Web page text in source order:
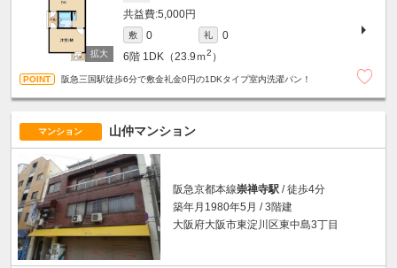
5,000円
敷 0 礼
0
6階 1DK（23.9ｍ2 ）
阪急三国駅徒歩6分で敷金礼金0円の1DKタイプ室内洗濯パン！
マンション 山仲マンション
阪急京都本線崇禅寺駅 / 徒歩4分
築年月1980年5月 / 3階建
大阪府大阪市東淀川区東中島3丁目